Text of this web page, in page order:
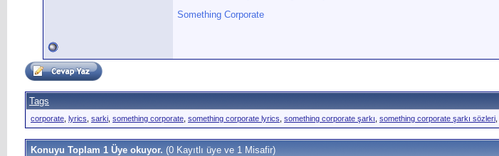
Something Corporate
Tags
corporate lyrics sarki something corporate something corporate lyrics something corporate şarkı something corporate şarkı sözleri
Konuyu Toplam 1 Üye okuyor. (0 Kayıtlı üye ve 1 Misafir)